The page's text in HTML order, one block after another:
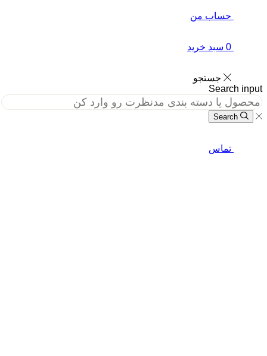
حساب من
سبد خرید
جستجو
Search
Search
تماس